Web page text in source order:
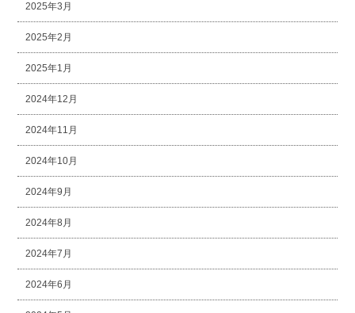
2025年3月
2025年2月
2025年1月
2024年12月
2024年11月
2024年10月
2024年9月
2024年8月
2024年7月
2024年6月